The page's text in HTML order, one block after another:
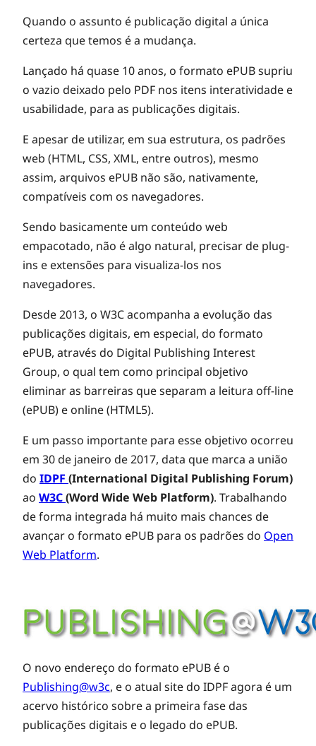
Quando o assunto é publicação digital a única
certeza que temos é a mudança.
Lançado há quase 10 anos, o formato ePUB supriu
o vazio deixado pelo PDF nos itens interatividade e
usabilidade, para as publicações digitais.
E apesar de utilizar, em sua estrutura, os padrões
web (HTML, CSS, XML, entre outros), mesmo
assim, arquivos ePUB não são, nativamente,
compatíveis com os navegadores.
Sendo basicamente um conteúdo web
empacotado, não é algo natural, precisar de plug-
ins e extensões para visualiza-los nos
navegadores.
Desde 2013, o W3C acompanha a evolução das
publicações digitais, em especial, do formato
ePUB, através do Digital Publishing Interest
Group, o qual tem como principal objetivo
eliminar as barreiras que separam a leitura off-line
(ePUB) e online (HTML5).
E um passo importante para esse objetivo ocorreu
em 30 de janeiro de 2017, data que marca a união
do IDPF (International Digital Publishing Forum)
ao W3C(Word Wide Web Platform). Trabalhando
de forma integrada há muito mais chances de
avançar o formato ePUB para os padrões do Open
Web Platform.
O novo endereço do formato ePUB é o
Publishing@w3c, e o atual site do IDPF agora é um
acervo histórico sobre a primeira fase das
publicações digitais e o legado do ePUB.